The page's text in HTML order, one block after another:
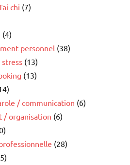
chi (7)
(4)
personnel (38)
stress (13)
(13)
/ communication (6)
/ organisation (6)
(28)